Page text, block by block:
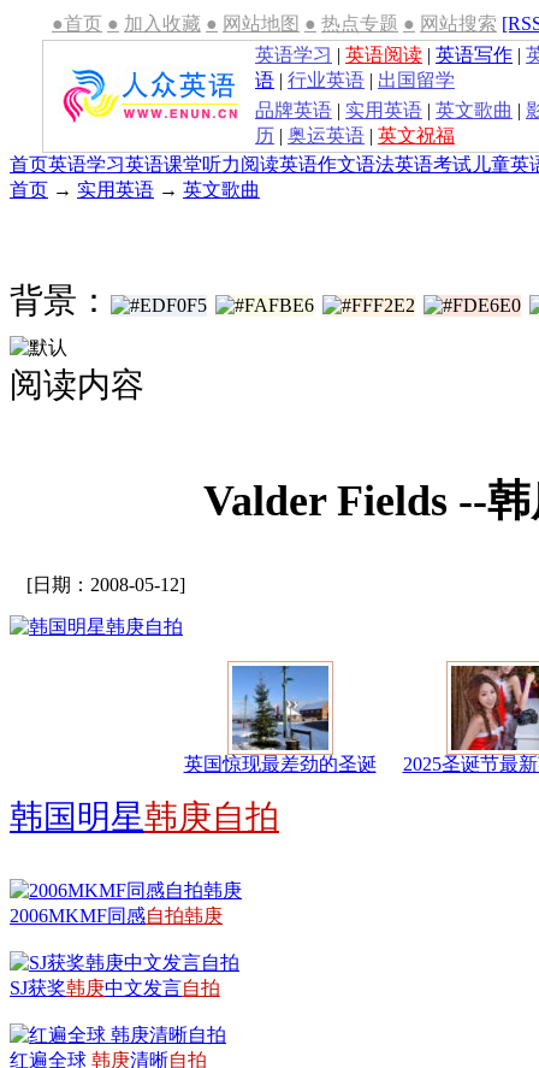
●首页 ● 加入收藏 ● 网站地图 ● 热点专题 ● 网站搜索
英语学习 | 英语阅读 | 英语写作 |
语 | 行业英语 | 出国留学
品牌英语 | 实用英语 | 英文歌曲 |
历 | 奥运英语 | 英文祝福
首页英语学习英语课堂听力阅读英语作文语法英语考试 儿童英
首页 → 实用英语 → 英文歌曲
背景：
阅读内容
Valder Fields --
[日期：2008-05-12]
英国惊现最差劲的圣诞 2025圣诞节最
韩国明星韩庚自拍
2006MKMF同感自拍韩庚
SJ获奖韩庚中文发言自拍
红遍全球 韩庚清晰自拍